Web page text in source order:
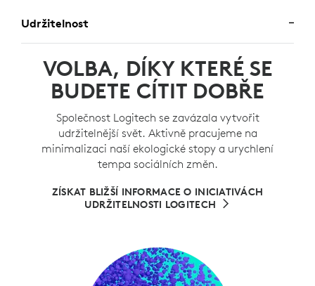
Udržitelnost
VOLBA, DÍKY KTERÉ SE
BUDETE CÍTIT DOBŘE
Společnost Logitech se zavázala vytvořit
udržitelnější svět. Aktivně pracujeme na
minimalizaci naší ekologické stopy a urychlení
tempa sociálních změn.
ZÍSKAT BLIŽŠÍ INFORMACE O INICIATIVÁCH
UDRŽITELNOSTI LOGITECH